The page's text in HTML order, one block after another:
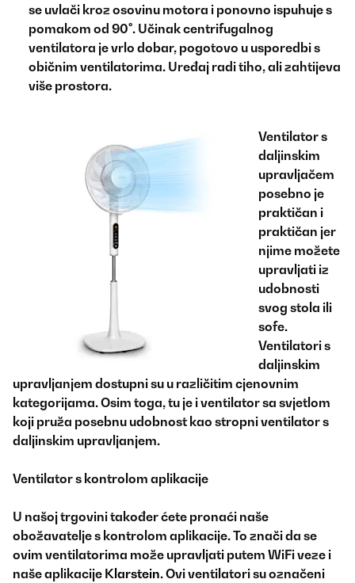
se uvlači kroz osovinu motora i ponovno ispuhuje s
pomakom od 90°. Učinak centrifugalnog
ventilatora je vrlo dobar, pogotovo u usporedbi s
običnim ventilatorima. Uređaj radi tiho, ali zahtijeva
više prostora.
Ventilator s
daljinskim
upravljačem
posebno je
praktičan i
praktičan jer
njime možete
upravljati iz
udobnosti
svog stola ili
sofe.
Ventilatori s
daljinskim
upravljanjem dostupni su u različitim cjenovnim
kategorijama. Osim toga, tu je i ventilator sa svjetlom
koji pruža posebnu udobnost kao stropni ventilator s
daljinskim upravljanjem.
Ventilator s kontrolom aplikacije
U našoj trgovini također ćete pronaći naše
obožavatelje s kontrolom aplikacije. To znači da se
ovim ventilatorima može upravljati putem WiFi veze i
naše aplikacije Klarstein. Ovi ventilatori su označeni